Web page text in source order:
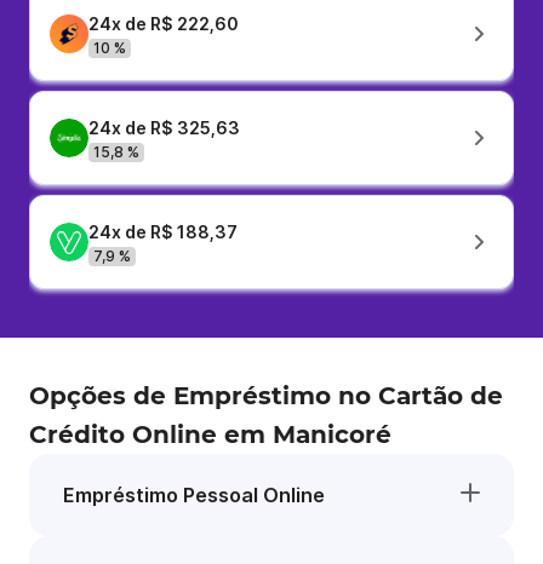
24x de R$ 222,60
10 %
24x de R$ 325,63
15,8 %
24x de R$ 188,37
7,9 %
Opções de Empréstimo no Cartão de
Crédito Online em Manicoré
Empréstimo Pessoal Online